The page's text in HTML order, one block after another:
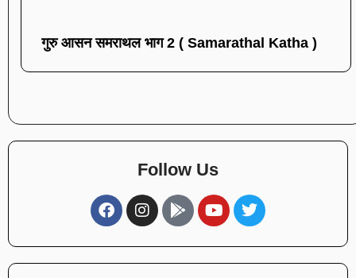
गुरु आसन समराथल भाग 2 ( Samarathal Katha )
Follow Us